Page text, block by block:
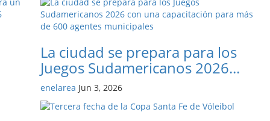
La ciudad se prepara para los
Juegos Sudamericanos 2026...
enelarea Jun 3, 2026